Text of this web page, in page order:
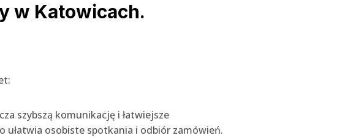
w Katowicach.
szybszą komunikację i łatwiejsze
ułatwia osobiste spotkania i odbiór zamówień.